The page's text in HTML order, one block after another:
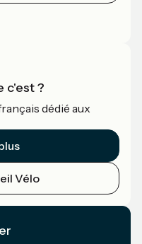
c'est ?
dédié aux
Vélo